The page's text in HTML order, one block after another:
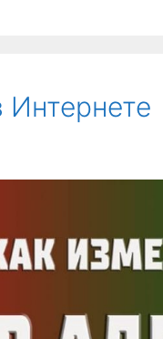
Интернете